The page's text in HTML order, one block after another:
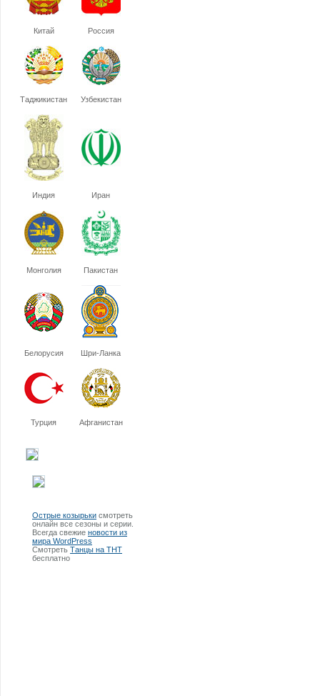
Китай Россия
Таджикистан Узбекистан
Индия Иран
Монголия Пакистан
Белорусия Шри-Ланка
Турция Афганистан
Острые козырьки смотреть
онлайн все сезоны и серии.
Всегда свежие новости из
мира WordPress
Смотреть Танцы на ТНТ
бесплатно